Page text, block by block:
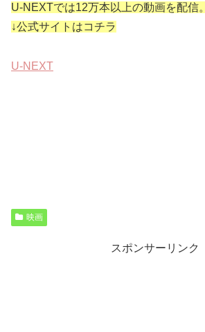
U-NEXTでは12万本以上の動画を配信。
↓公式サイトはコチラ
U-NEXT
映画
スポンサーリンク